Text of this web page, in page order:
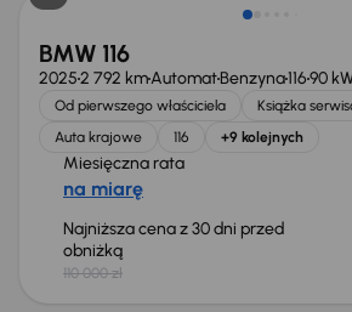
BMW 116
20252 792 kmAutomatBenzyna11690
Od pierwszego właściciela
Książka
Auta krajowe
116 +9 kolejnych
Miesięczna rata
na miarę
Najniższa cena z 30 dni przed
obniżką
110 000 zł